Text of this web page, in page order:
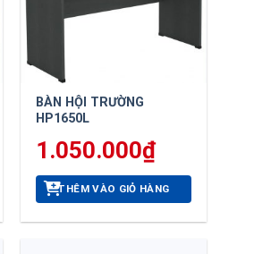
BÀN HỘI TRƯỜNG
HP1650L
1.050.000₫
THÊM VÀO GIỎ HÀNG